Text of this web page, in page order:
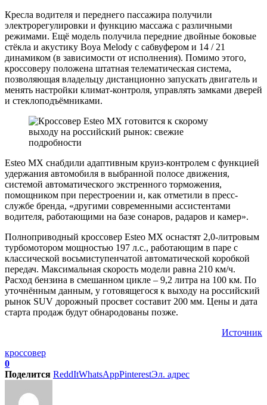
Кресла водителя и переднего пассажира получили
электрорегулировки и функцию массажа с различными
режимами. Ещё модель получила передние двойные боковые
стёкла и акустику Boya Melody c сабвуфером и 14 / 21
динамиком (в зависимости от исполнения). Помимо этого,
кроссоверу положена штатная телематическая система,
позволяющая владельцу дистанционно запускать двигатель и
менять настройки климат-контроля, управлять замками дверей
и стеклоподъёмниками.
Esteo MX снабдили адаптивным круиз-контролем с функцией
удержания автомобиля в выбранной полосе движения,
системой автоматического экстренного торможения,
помощником при перестроении и, как отметили в пресс-
службе бренда, «другими современными ассистентами
водителя, работающими на базе сонаров, радаров и камер».
Полноприводный кроссовер Esteo MX оснастят 2,0-литровым
турбомотором мощностью 197 л.с., работающим в паре с
классической восьмиступенчатой автоматической коробкой
передач. Максимальная скорость модели равна 210 км/ч.
Расход бензина в смешанном цикле – 9,2 литра на 100 км. По
уточнённым данным, у готовящегося к выходу на российский
рынок SUV дорожный просвет составит 200 мм. Цены и дата
старта продаж будут обнародованы позже.
Источник
кроссовер
0
Поделится ReddItWhatsAppPinterestЭл. адрес